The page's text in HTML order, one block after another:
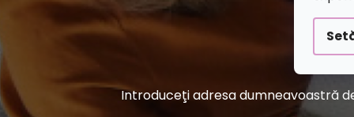
Introduceţi adresa dumneavoastră